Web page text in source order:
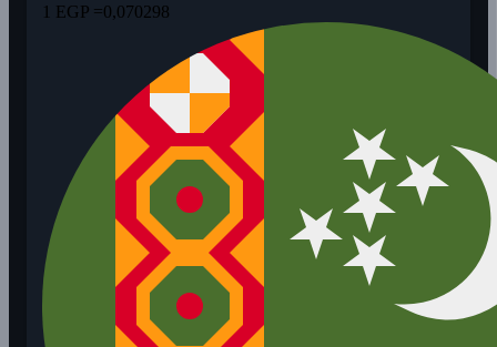
1 EGP =0,070298